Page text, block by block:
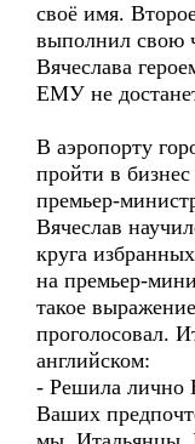
своё имя.
выполнил свою
Вячеслава
ЕМУ не
В аэропорту
пройти в
премьер-
Вячеслав
круга
на премьер-
такое
проголосовал.
английском:
- Решила лично
Ваших